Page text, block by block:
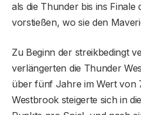
als die Thunder bis ins
vorstießen, wo sie den
Zu Beginn der streikbedingt
verlängerten die Thunder
über fünf Jahre im Wert von
Westbrook steigerte sich in